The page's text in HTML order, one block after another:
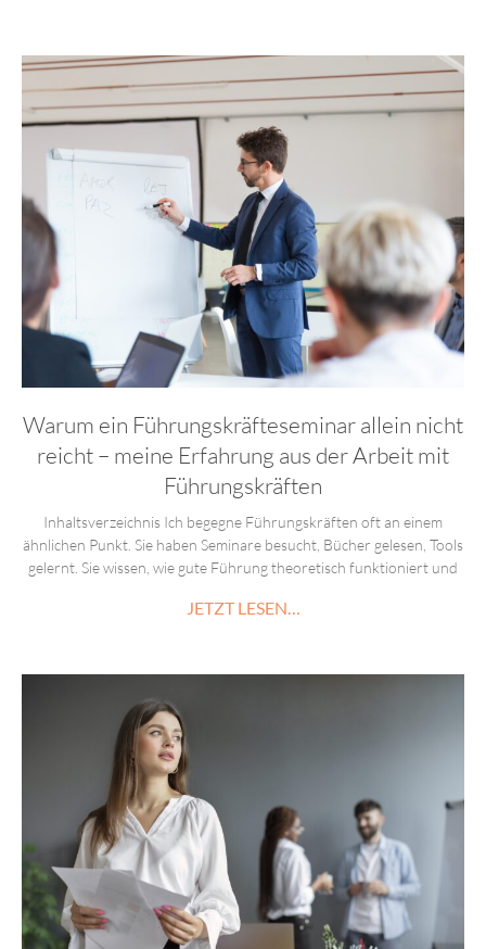
Warum ein Führungskräfteseminar allein nicht
reicht – meine Erfahrung aus der Arbeit mit
Führungskräften
Inhaltsverzeichnis Ich begegne Führungskräften oft an einem
ähnlichen Punkt. Sie haben Seminare besucht, Bücher gelesen, Tools
gelernt. Sie wissen, wie gute Führung theoretisch funktioniert und
JETZT LESEN…